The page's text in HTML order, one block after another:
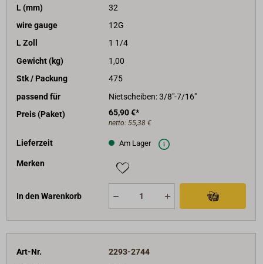
L (mm)
32
wire gauge
12G
L Zoll
1 1/4
Gewicht (kg)
1,00
Stk / Packung
475
passend für
Nietscheiben: 3/8"-7/16"
Preis (Paket)
65,90 €*
netto: 55,38 €
Lieferzeit Am Lager
Merken
In den Warenkorb
Art-Nr.
2293-2744